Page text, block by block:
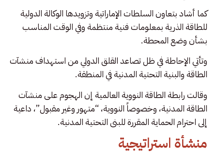
كما أشاد بتعاون السلطات الإماراتية وتزويدها الوكالة الدولية
للطاقة الذرية بمعلومات فنية منتظمة وفي الوقت المناسب
بشأن وضع المحطة.
وتأتي الإحاطة في ظل تصاعد القلق الدولي من استهداف منشآت
الطاقة والبنية التحتية المدنية في المنطقة.
وقالت رابطة الطاقة النووية العالمية إن الهجوم على منشآت
الطاقة المدنية، وخصوصاً النووية، “متهور وغير مقبول”، داعية
إلى احترام الحماية المقررة للبنى التحتية المدنية.
منشأة استراتيجية